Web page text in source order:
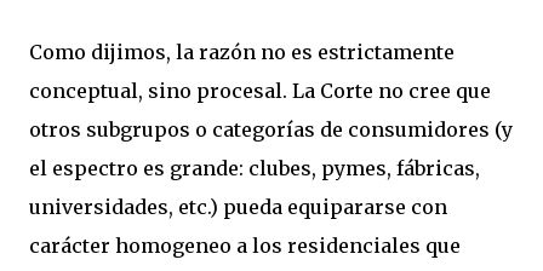
Como dijimos, la razón no es estrictamente
conceptual, sino procesal. La Corte no cree que
otros subgrupos o categorías de consumidores (y
el espectro es grande: clubes, pymes, fábricas,
universidades, etc.) pueda equipararse con
carácter homogeneo a los residenciales que